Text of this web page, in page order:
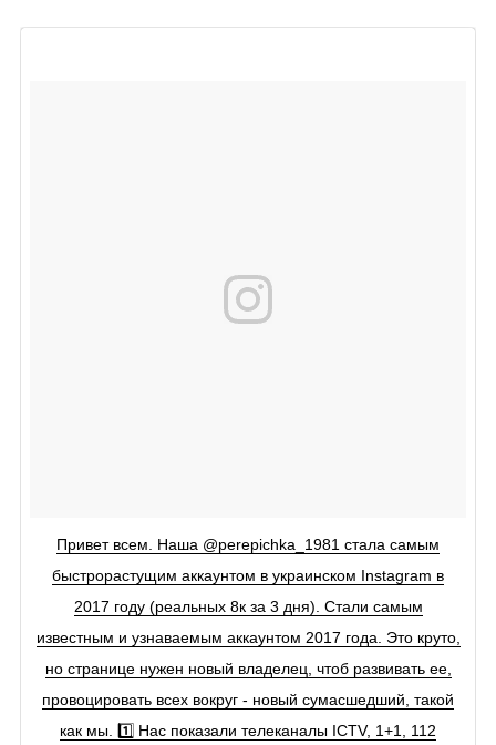
Привет всем. Наша @perepichka_1981 стала самым
быстрорастущим аккаунтом в украинском Instagram в
2017 году (реальных 8к за 3 дня). Стали самым
известным и узнаваемым аккаунтом 2017 года. Это круто,
но странице нужен новый владелец, чтоб развивать ее,
провоцировать всех вокруг - новый сумасшедший, такой
как мы. 1️⃣ Нас показали телеканалы ICTV, 1+1, 112